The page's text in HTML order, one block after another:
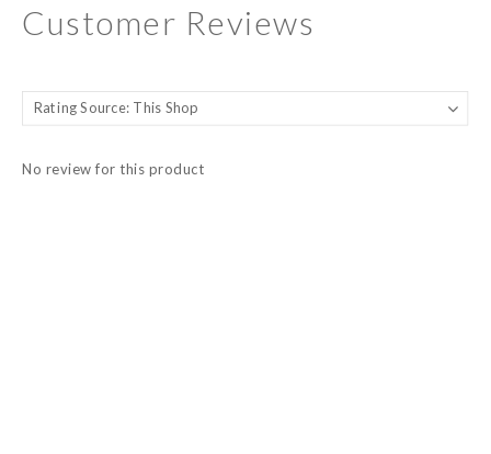
Customer Reviews
No review for this product